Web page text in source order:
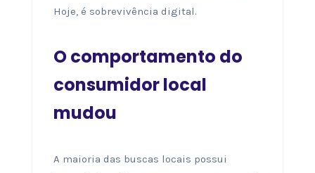
Hoje, é sobrevivência digital.
O comportamento do
consumidor local
mudou
A maioria das buscas locais possui